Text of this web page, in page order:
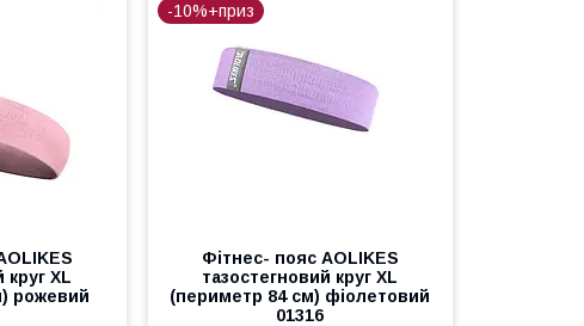
круг XL
рожевий
-10%+приз
Фітнес- пояс AOLIKES
тазостегновий круг XL
(периметр 84 см) фіолетовий
01316